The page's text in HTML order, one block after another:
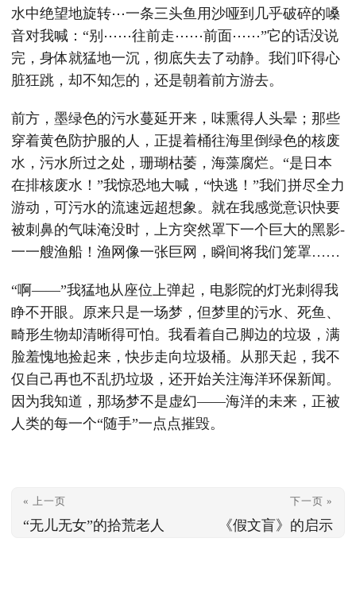
水中绝望地旋转⋯一条三头鱼用沙哑到几乎破碎的嗓
音对我喊：“别⋯⋯往前走⋯⋯前面⋯⋯”它的话没说
完，身体就猛地一沉，彻底失去了动静。我们吓得心
脏狂跳，却不知怎的，还是朝着前方游去。
前方，墨绿色的污水蔓延开来，味熏得人头晕；那些
穿着黄色防护服的人，正提着桶往海里倒绿色的核废
水，污水所过之处，珊瑚枯萎，海藻腐烂。“是日本
在排核废水！”我惊恐地大喊，“快逃！”我们拼尽全力
游动，可污水的流速远超想象。就在我感觉意识快要
被刺鼻的气味淹没时，上方突然罩下一个巨大的黑影-
一一艘渔船！渔网像一张巨网，瞬间将我们笼罩……
“啊——”我猛地从座位上弹起，电影院的灯光刺得我
睁不开眼。原来只是一场梦，但梦里的污水、死鱼、
畸形生物却清晰得可怕。我看着自己脚边的垃圾，满
脸羞愧地捡起来，快步走向垃圾桶。从那天起，我不
仅自己再也不乱扔垃圾，还开始关注海洋环保新闻。
因为我知道，那场梦不是虚幻——海洋的未来，正被
人类的每一个“随手”一点点摧毁。
« 上一页
“无儿无女”的拾荒老人
下一页 »
《假文盲》的启示